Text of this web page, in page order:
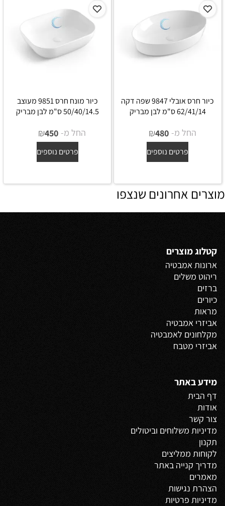
כיור חרס אובלי 9847 שפה דקה
62/41/14 ס"מ לבן מבריק
החל מ- ₪480
פרטים נוספים
כיור מונח חרס 9851 מעוצב
50/40/14.5 ס"מ לבן מבריק
החל מ- ₪450
פרטים נוספים
מוצרים אחרונים שנצפו
קטלוג מוצרים
ארונות אמבטיה
ריהוט משלים
ברזים
כיורים
מראות
אביזרי אמבטיה
מקלחונים לאמבטיה
אביזרי מטבח
מידע באתר
דף הבית
אודות
צור קשר
מדיניות משלוחים וביטולים
תקנון
לקוחות ממליצים
מדריך קנייה באתר
מאמרים
הצהרת נגישות
מדיניות פרטיות